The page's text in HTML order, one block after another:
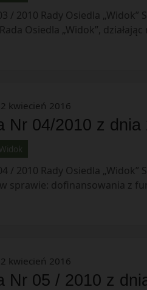
/ 2010 Rady Osiedla
Osiedla „Widok”,
kwiecień 2016
Nr 04/2010 z
/ 2010 Rady Osiedla
w sprawie: dofinansowania z
kwiecień 2016
Nr 05 / 2010 z